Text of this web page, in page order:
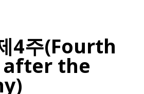
4주(Fourth
after the